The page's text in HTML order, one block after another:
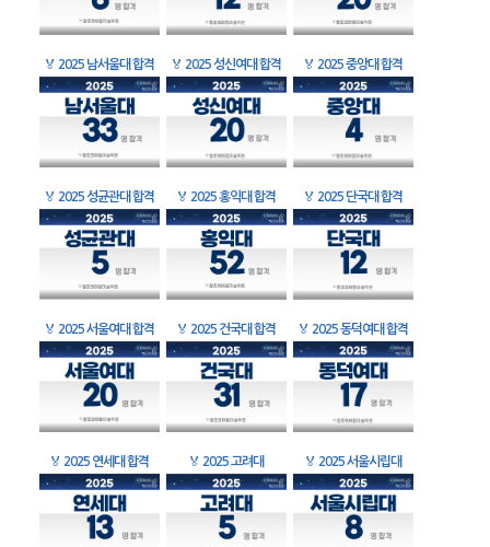
🏅 2025 남서울대 합격 🏅 2025 성신여대 합격 🏅 2025 중앙대 합격
🏅 2025 성균관대 합격 🏅 2025 홍익대 합격 🏅 2025 단국대 합격
🏅 2025 서울여대 합격 🏅 2025 건국대 합격 🏅 2025 동덕여대 합격
🏅 2025 연세대 합격 🏅 2025 고려대 🏅 2025 서울시립대